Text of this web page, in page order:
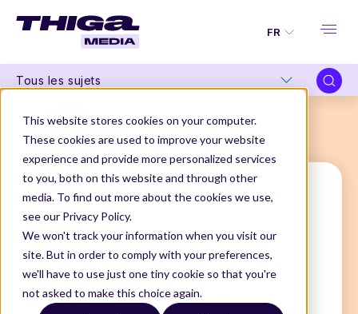
This website stores cookies on your computer.
These cookies are used to improve your website
experience and provide more personalized services
to you, both on this website and through other
media. To find out more about the cookies we use,
see our Privacy Policy.
We won't track your information when you visit our
site. But in order to comply with your preferences,
we'll have to use just one tiny cookie so that you're
not asked to make this choice again.
FR
Tous les sujets
THIGA MEDIA NOS AUTEURS MELISSA PERRI
Melissa Perri
Founder & Lead Instructor
@Product Institute